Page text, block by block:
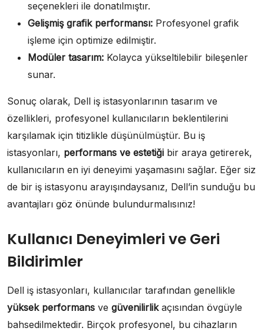
seçenekleri ile donatılmıştır.
Gelişmiş grafik performansı: Profesyonel grafik
işleme için optimize edilmiştir.
Modüler tasarım: Kolayca yükseltilebilir bileşenler
sunar.
Sonuç olarak, Dell iş istasyonlarının tasarım ve
özellikleri, profesyonel kullanıcıların beklentilerini
karşılamak için titizlikle düşünülmüştür. Bu iş
istasyonları, performans ve estetiği bir araya getirerek,
kullanıcıların en iyi deneyimi yaşamasını sağlar. Eğer siz
de bir iş istasyonu arayışındaysanız, Dell’in sunduğu bu
avantajları göz önünde bulundurmalısınız!
Kullanıcı Deneyimleri ve Geri
Bildirimler
Dell iş istasyonları, kullanıcılar tarafından genellikle
yüksek performans ve güvenilirlikaçısından övgüyle
bahsedilmektedir. Birçok profesyonel, bu cihazların